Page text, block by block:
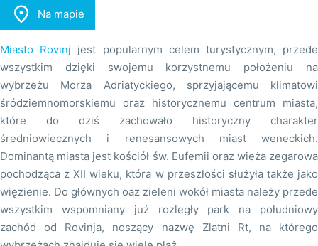
 Na mapie
Miasto Rovinj jest popularnym celem turystycznym, przede
wszystkim dzięki swojemu korzystnemu położeniu na
wybrzeżu Morza Adriatyckiego, sprzyjającemu klimatowi
śródziemnomorskiemu oraz historycznemu centrum miasta,
które do dziś zachowało historyczny charakter
średniowiecznych i renesansowych miast weneckich.
Dominantą miasta jest kościół św. Eufemii oraz wieża zegarowa
pochodząca z XII wieku, która w przeszłości służyła także jako
więzienie. Do głównych oaz zieleni wokół miasta należy przede
wszystkim wspomniany już rozległy park na południowy
zachód od Rovinja, noszący nazwę Zlatni Rt, na którego